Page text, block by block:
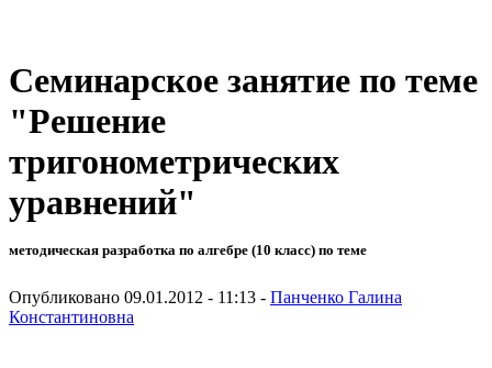
Семинарское занятие по теме
"Решение
тригонометрических
уравнений"
методическая разработка по алгебре (10 класс) по теме
Опубликовано 09.01.2012 - 11:13 - Панченко Галина
Константиновна